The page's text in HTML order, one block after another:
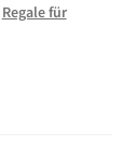
Regale für